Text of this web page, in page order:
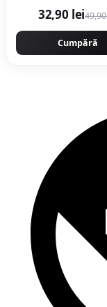
32,90 lei
Cumpără